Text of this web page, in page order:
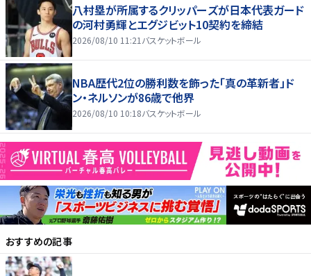
八村塁が所属するクリッパーズが日本代表ガード
の河村勇輝とエグジビット10契約を締結
2026/08/10 11:21 バスケットボール
NBA歴代2位の勝利数を飾った「真の革新者」ド
ン・ネルソンが86歳で他界
2026/08/10 10:18バスケットボール
おすすめの記事